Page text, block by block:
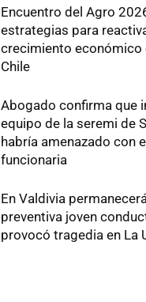
Encuentro del Agro
estrategias para
crecimiento económico
Chile
Abogado confirma que
equipo de la seremi de
habría amenazado con
funcionaria
En Valdivia
preventiva joven
provocó tragedia en La